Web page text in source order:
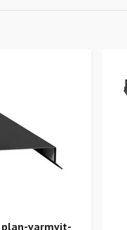
plan-varmvit-